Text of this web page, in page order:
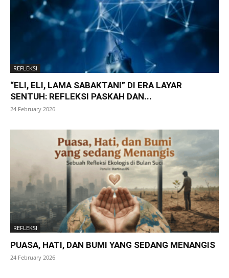
REFLEKSI
“ELI, ELI, LAMA SABAKTANI” DI ERA LAYAR
SENTUH: REFLEKSI PASKAH DAN...
24 February 2026
REFLEKSI
PUASA, HATI, DAN BUMI YANG SEDANG MENANGIS
24 February 2026